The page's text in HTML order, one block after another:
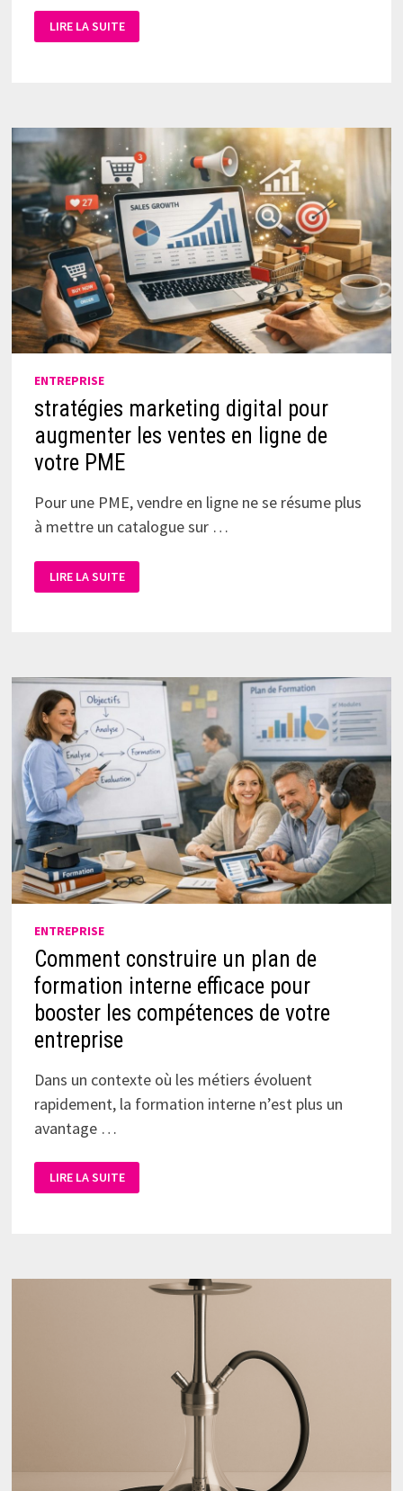
LIRE LA SUITE
ENTREPRISE
stratégies marketing digital pour
augmenter les ventes en ligne de
votre PME
Pour une PME, vendre en ligne ne se résume plus
à mettre un catalogue sur …
LIRE LA SUITE
ENTREPRISE
Comment construire un plan de
formation interne efficace pour
booster les compétences de votre
entreprise
Dans un contexte où les métiers évoluent
rapidement, la formation interne n’est plus un
avantage …
LIRE LA SUITE